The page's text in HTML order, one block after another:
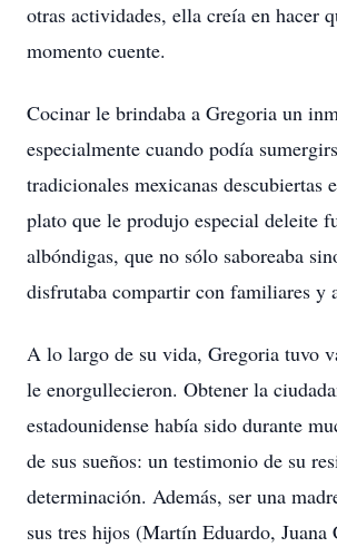
otras actividades, ella creía en hacer
momento cuente.
Cocinar le brindaba a Gregoria un
especialmente cuando podía
tradicionales mexicanas descubiertas
plato que le produjo especial deleite
albóndigas, que no sólo saboreaba
disfrutaba compartir con familiares y
A lo largo de su vida, Gregoria tuvo
le enorgullecieron. Obtener la
estadounidense había sido durante
de sus sueños: un testimonio de su
determinación. Además, ser una
sus tres hijos (Martín Eduardo,